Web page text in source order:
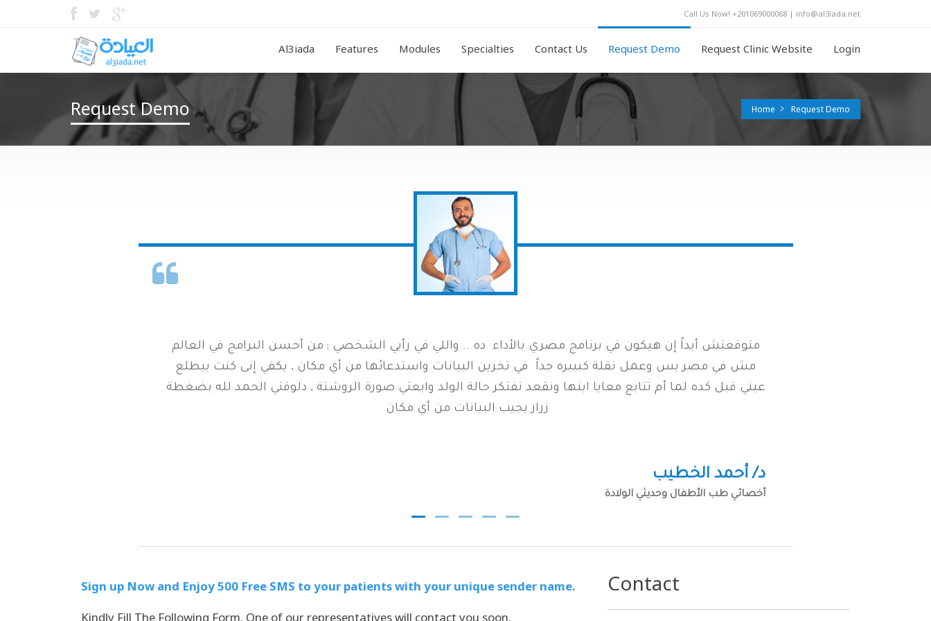
Call Us Now! +201069000068 | info@al3iada.net
Al3iada Features Modules Specialties Contact Us Request Demo Request Clinic Website Login
Request Demo Home Request Demo
متوقعتش أبداً إن هيكون في برنامج مصري بالأداء ده .. واللي في رأيي الشخصي ; من أحسن البرامج في العالم
مش في مصر بس وعمل نقلة كبييره جداً في تخزين البيانات واستدعائها من أي مكان , يكفي إنى كنت بيطلع
عيني قبل كده لما أم تتابع معايا ابنها ونقعد نفتكر حالة الولد وابعتي صورة الروشتة , دلوقتي الحمد لله بضغطة
زرار بجيب البيانات من أي مكان
د/ أحمد الخطيب
أخصائي طب الأطفال وحديثي الولادة
Sign up Now and Enjoy 500 Free SMS to your patients with your unique sender name.
Kindly Fill The Following Form. One of our representatives will contact you soon.
Contact